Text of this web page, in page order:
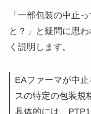
「一部包装の中止
と？」と疑問に思
く説明します。
EAファーマが中
スの特定の包装規
具体的には、